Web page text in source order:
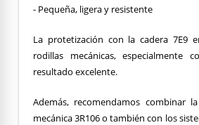
- Pequeña, ligera y resistente
La protetización con la cadera 7E9
rodillas mecánicas, especialmente
resultado excelente.
Además, recomendamos combinar
mecánica 3R106 o también con los